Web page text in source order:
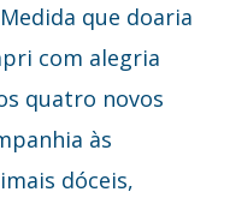
que doaria
com alegria
quatro novos
às
dóceis,